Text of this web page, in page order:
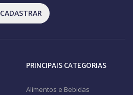
CADASTRAR
PRINCIPAIS CATEGORIAS
Alimentos e Bebidas